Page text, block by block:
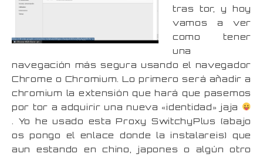
tras tor, y hoy
vamos a ver
como tener
una
navegación más segura usando el navegador
Chrome o Chromium. Lo primero será añadir a
chromium la extensión que hará que pasemos
por tor a adquirir una nueva «identidad» jaja
. Yo he usado esta Proxy SwitchyPlus (abajo
os pongo el enlace donde la instalareis) que
aun estando en chino, japones o algún otro